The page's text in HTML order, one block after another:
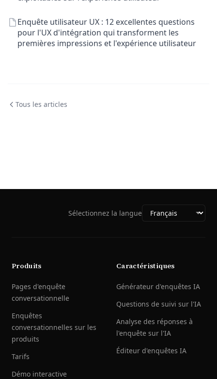
Enquête utilisateur UX : 12 excellentes questions
pour l'UX d'intégration qui transforment les
premières impressions et l'expérience utilisateur
Tous les articles
Sélectionnez la langue
Produits
Pages d'enquête
conversationnelle
Enquêtes
conversationnelles sur les
produits
Tarifs
Démo interactive
Caractéristiques
Générateur d'enquêtes IA
Questions de suivi sur l'IA
Analyse des réponses à
l'enquête sur l'IA
Éditeur d'enquêtes IA